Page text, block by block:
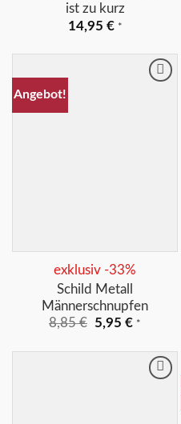
ist zu kurz
14,95 € *
Angebot!
Merkliste
exklusiv -33%
Schild Metall
Männerschnupfen
8,85€ Ursprünglicher
war:
5,95€Aktueller
ist:
5,95 €.
*
Merkliste